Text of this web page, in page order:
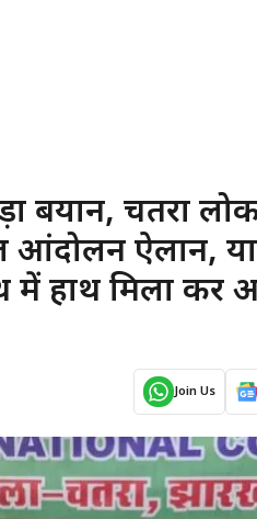
बयान, चतरा
रेल आंदोलन ऐलान,
में हाथ मिला कर
Join Us